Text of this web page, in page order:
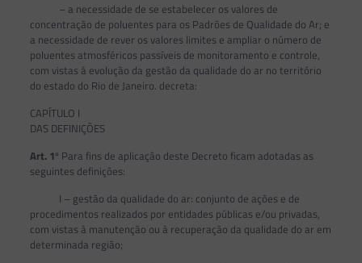
– a necessidade de se estabelecer os valores de
concentração de poluentes para os Padrões de Qualidade do Ar; e
a necessidade de rever os valores limites e ampliar o número de
poluentes atmosféricos passíveis de monitoramento e controle,
com vistas à evolução da gestão da qualidade do ar no território
do estado do Rio de Janeiro. decreta:
CAPÍTULO I
DAS DEFINIÇÕES
Art. 1º Para fins de aplicação deste Decreto ficam adotadas as
seguintes definições:
I – gestão da qualidade do ar: conjunto de ações e de
procedimentos realizados por entidades públicas e/ou privadas,
com vistas à manutenção ou à recuperação da qualidade do ar em
determinada região;